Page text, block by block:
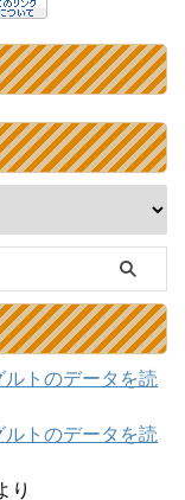
トのデータを読
トのデータを読
り